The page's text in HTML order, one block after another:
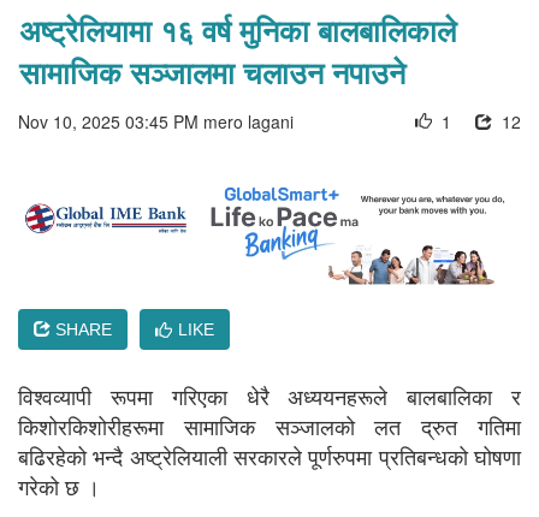
अष्ट्रेलियामा १६ वर्ष मुनिका बालबालिकाले
सामाजिक सञ्जालमा चलाउन नपाउने
Nov 10, 2025 03:45 PM mero lagani 12
1
SHARE LIKE
विश्वव्यापी रूपमा गरिएका धेरै अध्ययनहरूले बालबालिका र
किशोरकिशोरीहरूमा सामाजिक सञ्जालको लत द्रुत गतिमा
बढिरहेको भन्दै अष्ट्रेलियाली सरकारले पूर्णरुपमा प्रतिबन्धको घोषणा
गरेको छ ।